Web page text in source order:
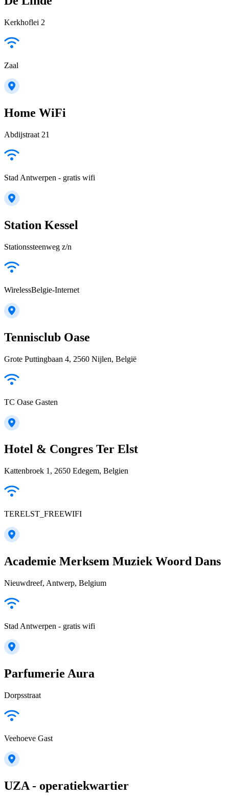
Kerkhoflei 2
Zaal
Home WiFi
Abdijstraat 21
Stad Antwerpen - gratis wifi
Station Kessel
Stationssteenweg z/n
WirelessBelgie-Internet
Tennisclub Oase
Grote Puttingbaan 4, 2560 Nijlen, België
TC Oase Gasten
Hotel & Congres Ter Elst
Kattenbroek 1, 2650 Edegem, Belgien
TERELST_FREEWIFI
Academie Merksem Muziek Woord Dans
Nieuwdreef, Antwerp, Belgium
Stad Antwerpen - gratis wifi
Parfumerie Aura
Dorpsstraat
Veehoeve Gast
UZA - operatiekwartier